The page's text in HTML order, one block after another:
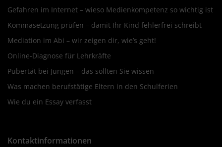
Gefahren im Internet – wieso Medienkompetenz so wichtig ist
Kommasetzung prüfen – damit Ihr Kind fehlerfrei schreibt
Mediation im Abi – wir zeigen dir, wie’s geht!
Online-Diagnose für Lehrkräfte
Pubertät bei Jungen – das sollten Sie wissen
Was machen berufstätige Eltern in den Schulferien
Wie du ein Essay verfasst
Kontaktinformationen